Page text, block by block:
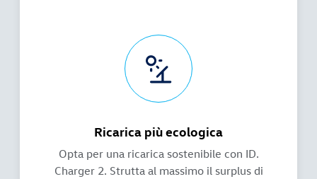
Ricarica più ecologica
Opta per una ricarica sostenibile con ID.
Charger 2. Strutta al massimo il surplus di